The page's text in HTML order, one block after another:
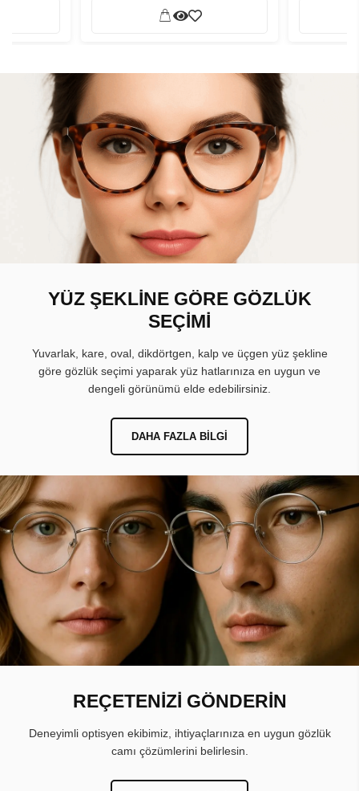
YÜZ ŞEKLİNE GÖRE GÖZLÜK
SEÇİMİ
Yuvarlak, kare, oval, dikdörtgen, kalp ve üçgen yüz şekline
göre gözlük seçimi yaparak yüz hatlarınıza en uygun ve
dengeli görünümü elde edebilirsiniz.
DAHA FAZLA BILGI
REÇETENİZİ GÖNDERİN
Deneyimli optisyen ekibimiz, ihtiyaçlarınıza en uygun gözlük
camı çözümlerini belirlesin.